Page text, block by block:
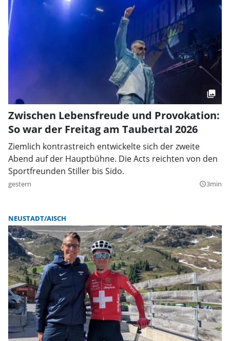
Zwischen Lebensfreude und Provokation:
So war der Freitag am Taubertal 2026
Ziemlich kontrastreich entwickelte sich der zweite
Abend auf der Hauptbühne. Die Acts reichten von den
Sportfreunden Stiller bis Sido.
gestern query_builder3min
NEUSTADT/AISCH